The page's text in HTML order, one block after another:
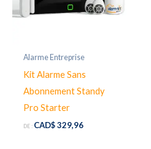
Alarme Entreprise
Kit Alarme Sans
Abonnement Standy
Pro Starter
DE : CAD$329,96